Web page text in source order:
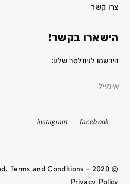
צרו קשר
הישארו בקשר!
הירשמו לניוזלטר שלנו:
facebook
instagram
© 2020 All Rights Reserved. Terms and Conditions –
Privacy Policy